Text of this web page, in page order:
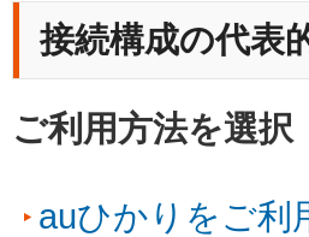
接続構成の代表
ご利用方法を選択
auひかりをご利